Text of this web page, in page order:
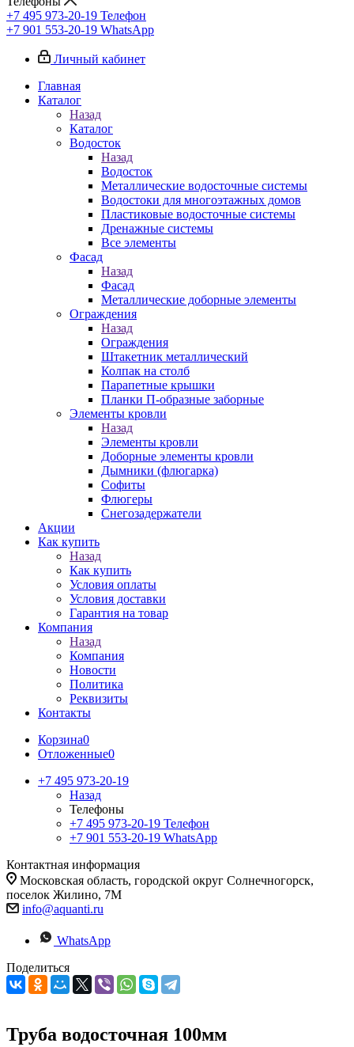
+7 495 973-20-19 Телефон
+7 901 553-20-19 WhatsApp
Личный кабинет
Главная
Каталог
Назад
Каталог
Водосток
Назад
Водосток
Металлические водосточные системы
Водостоки для многоэтажных домов
Пластиковые водосточные системы
Дренажные системы
Все элементы
Фасад
Назад
Фасад
Металлические доборные элементы
Ограждения
Назад
Ограждения
Штакетник металлический
Колпак на столб
Парапетные крышки
Планки П-образные заборные
Элементы кровли
Назад
Элементы кровли
Доборные элементы кровли
Дымники (флюгарка)
Софиты
Флюгеры
Снегозадержатели
Акции
Как купить
Назад
Как купить
Условия оплаты
Условия доставки
Гарантия на товар
Компания
Назад
Компания
Новости
Политика
Реквизиты
Контакты
Корзина0
Отложенные0
+7 495 973-20-19
Назад
Телефоны
+7 495 973-20-19 Телефон
+7 901 553-20-19 WhatsApp
Контактная информация
Московская область, городской округ Солнечногорск,
поселок Жилино, 7М
info@aquanti.ru
WhatsApp
Поделиться
Труба водосточная 100мм